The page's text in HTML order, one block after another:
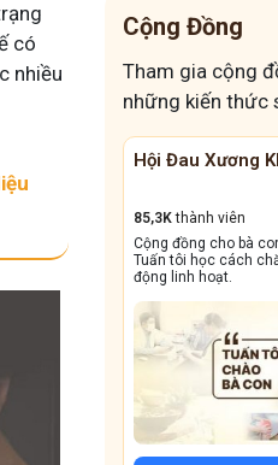
có
nhiều
Cộng Đồng
Tham gia cộng
những kiến thức
Nam, về
sóc bản
Hội Đau Xương
85,3Kthành viên
Cộng đồng cho bà
Tuấn tôi học cách
động linh hoạt.